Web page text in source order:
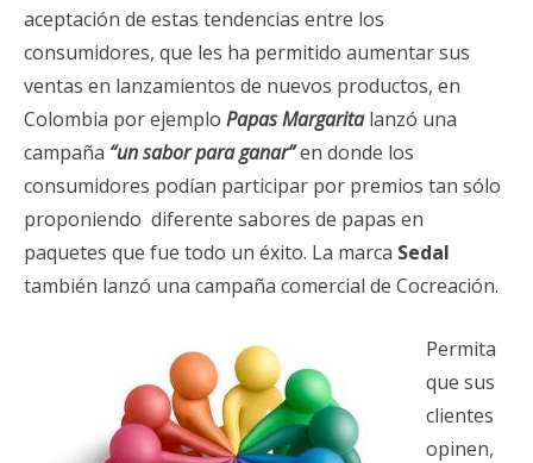
aceptación de estas tendencias entre los
consumidores, que les ha permitido aumentar sus
ventas en lanzamientos de nuevos productos, en
Colombia por ejemplo Papas Margarita lanzó una
campaña “un sabor para ganar”en donde los
consumidores podían participar por premios tan sólo
proponiendo diferente sabores de papas en
paquetes que fue todo un éxito. La marca Sedal
también lanzó una campaña comercial de Cocreación.
Permita
que sus
clientes
opinen,